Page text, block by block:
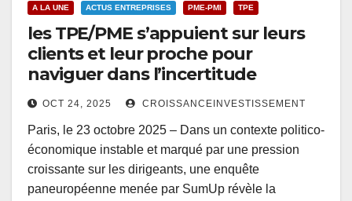
A LA UNE ACTUS ENTREPRISES PME-PMI TPE
les TPE/PME s’appuient sur leurs
clients et leur proche pour
naviguer dans l’incertitude
OCT 24, 2025 CROISSANCEINVESTISSEMENT
Paris, le 23 octobre 2025 – Dans un contexte politico-
économique instable et marqué par une pression
croissante sur les dirigeants, une enquête
paneuropéenne menée par SumUp révèle la